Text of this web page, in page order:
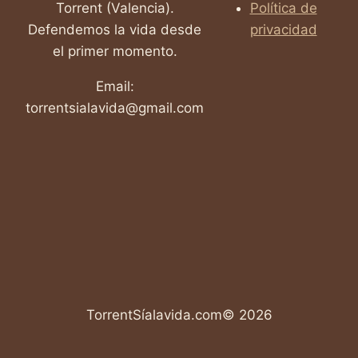
todossomosnecesarios torrent si a la vida
Torrentsialavida Valencia Sí a la Vida
valor de la vida
vida desde la concepción vida humana
Torrent (Valencia).
Defendemos la vida desde
el primer momento.
Email:
torrentsialavida@gmail.com
Política de
privacidad
TorrentSíalavida.com© 2026